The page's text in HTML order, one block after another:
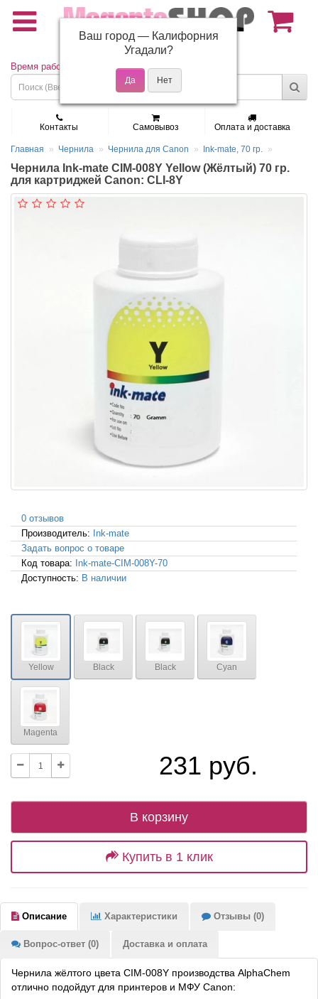
(495) 150-01-37
Время работы: Пн - Пт 9:30 - 19:00
Контакты Самовывоз Оплата и доставка
Главная Чернила Чернила для Canon Ink-mate, 70 гр.
Чернила Ink-mate CIM-008Y Yellow (Жёлтый) 70 гр.
для картриджей Canon: CLI-8Y
0 отзывов
Производитель: Ink-mate
Задать вопрос о товаре
Код товара: Ink-mate-CIM-008Y-70
Доступность: В наличии
Yellow Black Black Cyan
Magenta
231 руб.
В корзину
Купить в 1 клик
Описание Характеристики Отзывы (0)
Вопрос-ответ (0) Доставка и оплата
Чернила жёлтого цвета CIM-008Y производства AlphaChem
отлично подойдут для принтеров и МФУ Canon:
Ваш город — Калифорния
Угадали?